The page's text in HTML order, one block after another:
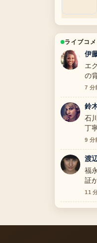
ライブコメ
伊
エ
の
7 分
鈴
石
丁
9 分
渡
福
証
11